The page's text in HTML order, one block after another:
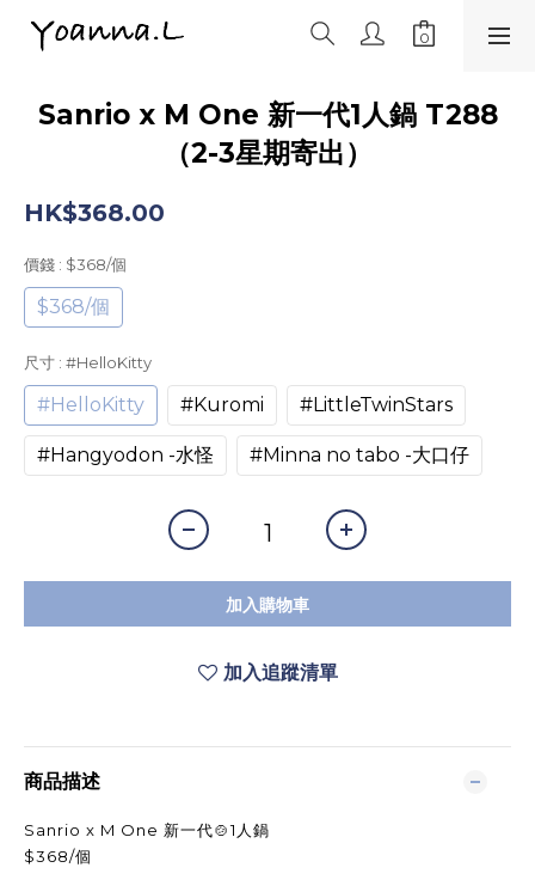
Sanrio x M One 新一代1人鍋 T288
（2-3星期寄出）
HK$368.00
價錢 : $368/個
$368/個
尺寸 : #HelloKitty
#HelloKitty #Kuromi #LittleTwinStars
#Hangyodon -水怪 #Minna no tabo -大口仔
加入購物車
加入追蹤清單
商品描述
Sanrio x M One 新一代🍲1人鍋
$368/個